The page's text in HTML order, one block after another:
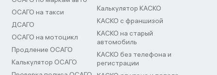
ОСАГО на такси
ДСАГО
ОСАГО на мотоцикл
Продление ОСАГО
Калькулятор ОСАГО
Калькулятор КАСКО
КАСКО с франшизой
КАСКО на старый
автомобиль
КАСКО без телефона и
регистрации